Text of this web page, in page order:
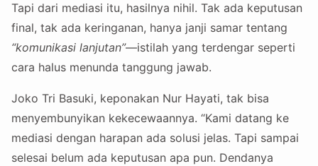
Tapi dari mediasi itu, hasilnya nihil. Tak ada keputusan
final, tak ada keringanan, hanya janji samar tentang
“komunikasi lanjutan”—istilah yang terdengar seperti
cara halus menunda tanggung jawab.
Joko Tri Basuki, keponakan Nur Hayati, tak bisa
menyembunyikan kekecewaannya. “Kami datang ke
mediasi dengan harapan ada solusi jelas. Tapi sampai
selesai belum ada keputusan apa pun. Dendanya